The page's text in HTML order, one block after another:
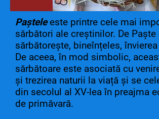
Paștele este printre cele mai
sărbători ale creștinilor. De Paște
sărbătorește, bineînțeles,
De aceea, în mod simbolic,
sărbătoare este asociată cu
și trezirea naturii la viață și se
din secolul al XV-lea în preajma
de primăvară.